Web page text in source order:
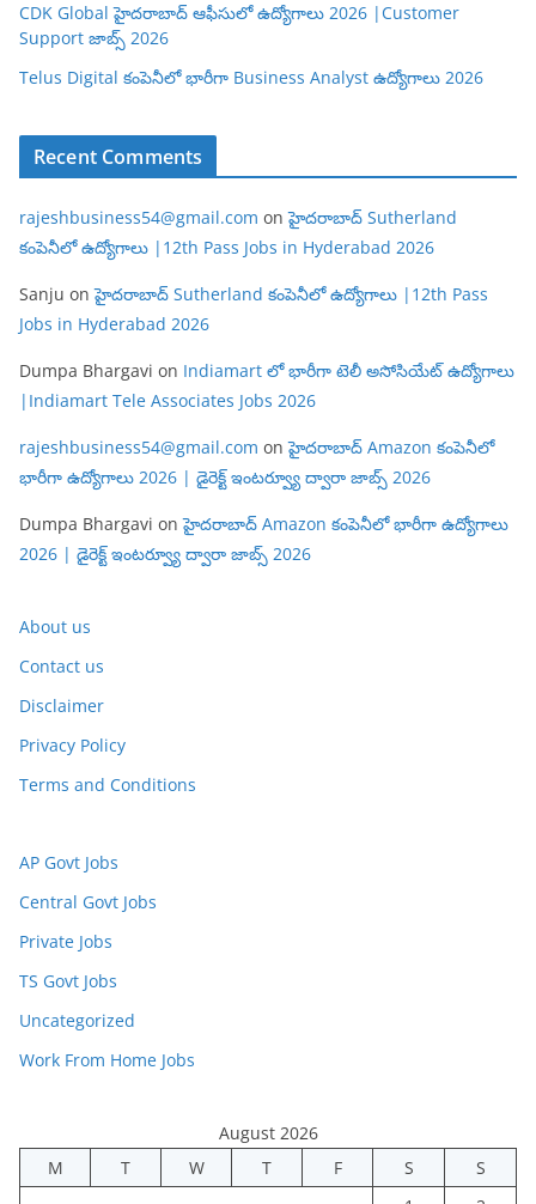
CDK Global హైదరాబాద్ ఆఫీసులో ఉద్యోగాలు 2026 |Customer
Support జాబ్స్ 2026
Telus Digital కంపెనీలో భారీగా Business Analyst ఉద్యోగాలు 2026
Recent Comments
rajeshbusiness54@gmail.com onహైదరాబాద్ Sutherland
కంపెనీలో ఉద్యోగాలు |12th Pass Jobs in Hyderabad 2026
Sanju onహైదరాబాద్ Sutherland కంపెనీలో ఉద్యోగాలు |12th Pass
Jobs in Hyderabad 2026
Dumpa Bhargavi on Indiamart లో భారీగా టెలీ అసోసియేట్ ఉద్యోగాలు
|Indiamart Tele Associates Jobs 2026
rajeshbusiness54@gmail.com onహైదరాబాద్ Amazon కంపెనీలో
భారీగా ఉద్యోగాలు 2026 | డైరెక్ట్ ఇంటర్వ్యూ ద్వారా జాబ్స్ 2026
Dumpa Bhargavi onహైదరాబాద్ Amazon కంపెనీలో భారీగా ఉద్యోగాలు
2026 | డైరెక్ట్ ఇంటర్వ్యూ ద్వారా జాబ్స్ 2026
About us
Contact us
Disclaimer
Privacy Policy
Terms and Conditions
AP Govt Jobs
Central Govt Jobs
Private Jobs
TS Govt Jobs
Uncategorized
Work From Home Jobs
August 2026
M
T W T F S
S